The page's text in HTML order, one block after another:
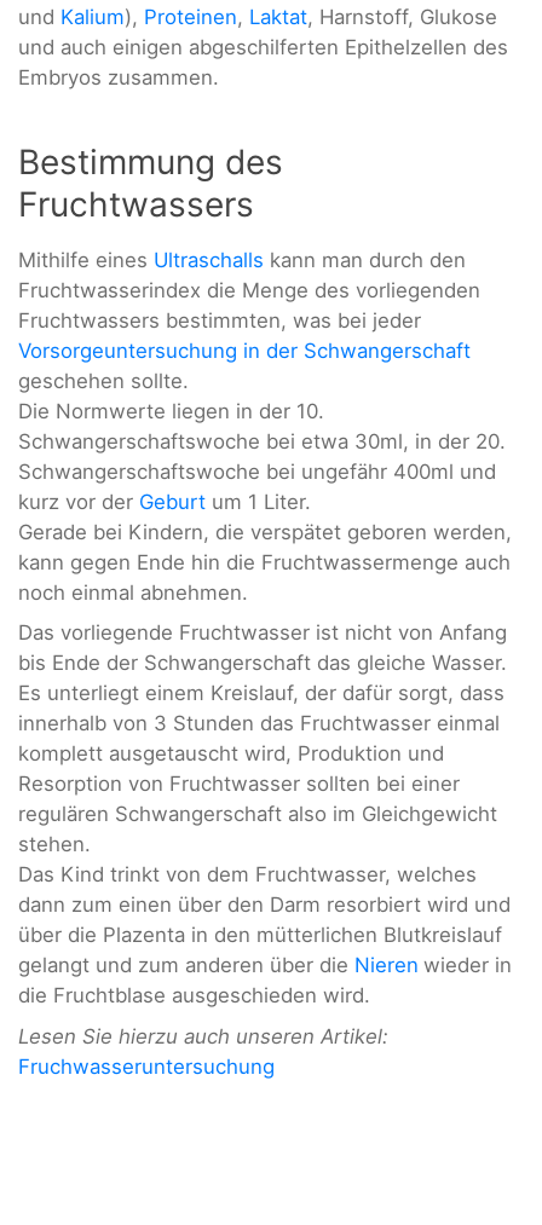
und Kalium), Proteinen, Laktat, Harnstoff, Glukose
und auch einigen abgeschilferten Epithelzellen des
Embryos zusammen.
Bestimmung des
Fruchtwassers
Mithilfe eines Ultraschalls kann man durch den
Fruchtwasserindex die Menge des vorliegenden
Fruchtwassers bestimmten, was bei jeder
Vorsorgeuntersuchung in der Schwangerschaft
geschehen sollte.
Die Normwerte liegen in der 10.
Schwangerschaftswoche bei etwa 30ml, in der 20.
Schwangerschaftswoche bei ungefähr 400ml und
kurz vor der Geburt um 1 Liter.
Gerade bei Kindern, die verspätet geboren werden,
kann gegen Ende hin die Fruchtwassermenge auch
noch einmal abnehmen.
Das vorliegende Fruchtwasser ist nicht von Anfang
bis Ende der Schwangerschaft das gleiche Wasser.
Es unterliegt einem Kreislauf, der dafür sorgt, dass
innerhalb von 3 Stunden das Fruchtwasser einmal
komplett ausgetauscht wird, Produktion und
Resorption von Fruchtwasser sollten bei einer
regulären Schwangerschaft also im Gleichgewicht
stehen.
Das Kind trinkt von dem Fruchtwasser, welches
dann zum einen über den Darm resorbiert wird und
über die Plazenta in den mütterlichen Blutkreislauf
gelangt und zum anderen über die Nieren wieder in
die Fruchtblase ausgeschieden wird.
Lesen Sie hierzu auch unseren Artikel:
Fruchwasseruntersuchung